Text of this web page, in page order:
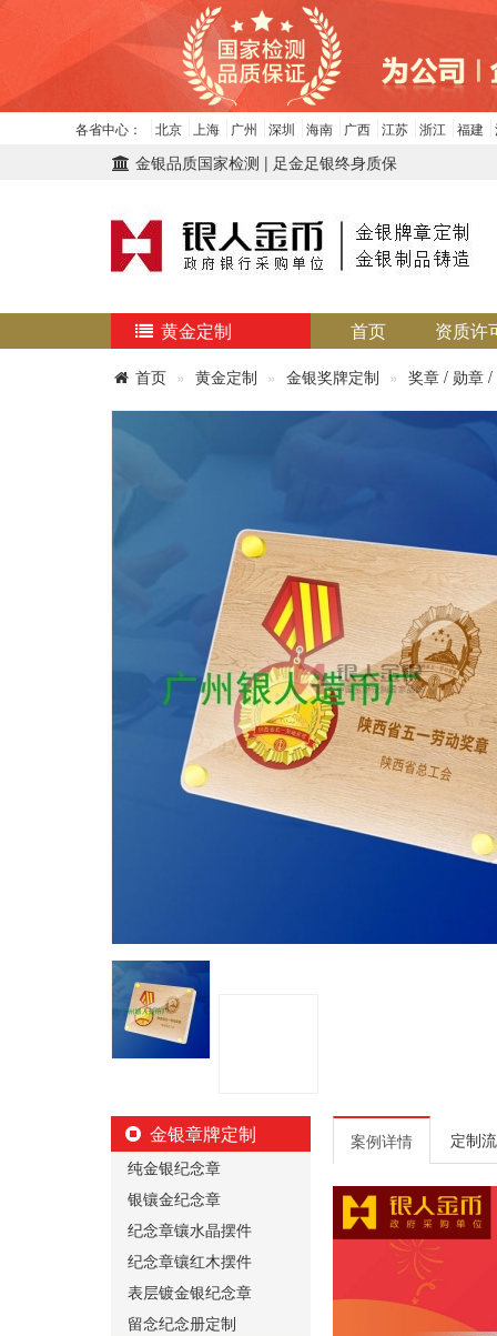
各省中心： 北京 上海 广州 深圳 海南 广西 江苏 浙江 福建
金银品质国家检测 | 足金足银终身质保
黄金定制 首页 资质许
首页 黄金定制 金银奖牌定制 奖章 / 勋章 /
金银章牌定制
纯金银纪念章
银镶金纪念章
纪念章镶水晶摆件
纪念章镶红木摆件
表层镀金银纪念章
留念纪念册定制
案例详情 定制